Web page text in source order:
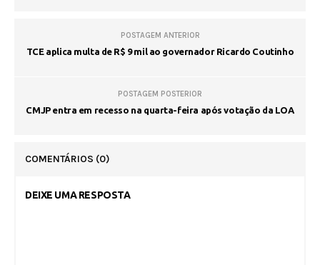
POSTAGEM ANTERIOR
TCE aplica multa de R$ 9 mil ao governador Ricardo Coutinho
POSTAGEM POSTERIOR
CMJP entra em recesso na quarta-feira após votação da LOA
COMENTÁRIOS (0)
DEIXE UMA RESPOSTA